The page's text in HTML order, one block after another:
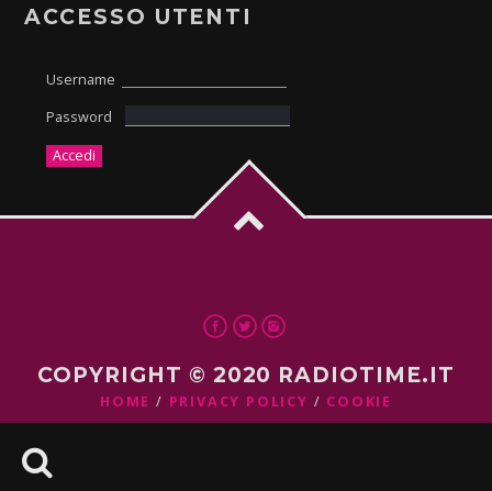
ACCESSO UTENTI
Username
Password
COPYRIGHT © 2020 RADIOTIME.IT
HOME PRIVACY POLICY COOKIE